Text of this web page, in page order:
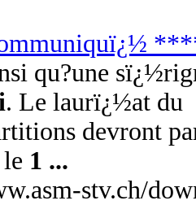
qu?une
. Le laurï¿½at du
devront
1 ...
stv.ch/